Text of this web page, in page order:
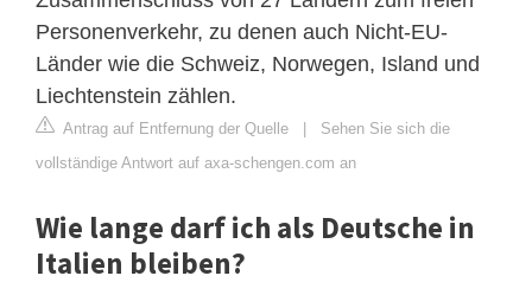
Personenverkehr, zu denen auch Nicht-EU-
Länder wie die Schweiz, Norwegen, Island und
Liechtenstein zählen.
Antrag auf Entfernung der Quelle | Sehen Sie sich die
vollständige Antwort auf axa-schengen.com an
Wie lange darf ich als Deutsche in
Italien bleiben?